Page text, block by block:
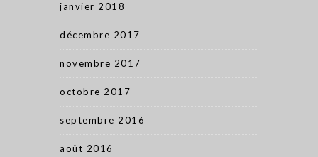
janvier 2018
décembre 2017
novembre 2017
octobre 2017
septembre 2016
août 2016